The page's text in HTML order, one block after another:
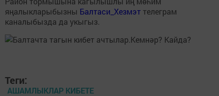
яңалыкларыбызны Балтаси_Хезмэт телеграм
каналыбызда да укыгыз.
Теги:
АШАМЛЫКЛАР КИБЕТЕ